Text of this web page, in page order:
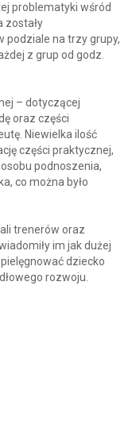
problematyki wśród
zostały
podziale na trzy grupy,
z grup od godz.
– dotyczącej
oraz części
Niewielka ilość
części praktycznej,
podnoszenia,
co można było
trenerów oraz
im jak dużej
dziecko
rozwoju.